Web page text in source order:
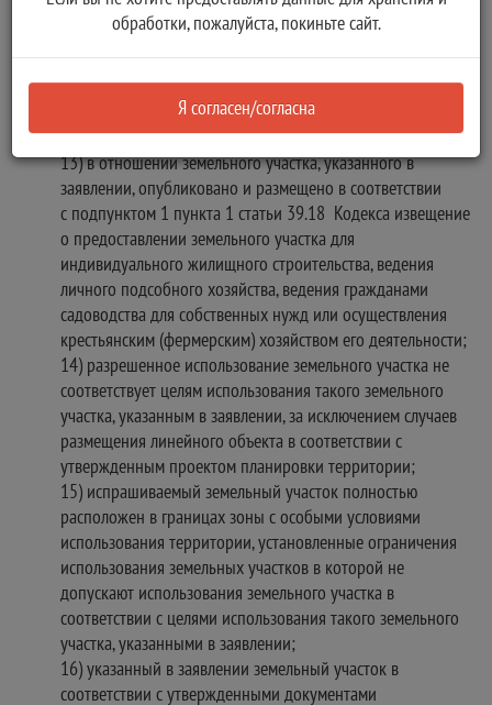
заключения договора его аренды при условии, что такой
земельный участок образован в соответствии
с подпунктом 4 пункта 4 статьи 39.11 Кодекса и
Учреждением не принято решение об отказе в
проведении этого аукциона по основаниям,
предусмотренным пунктом 8 статьи 39.11 Кодекса;
13) в отношении земельного участка, указанного в
заявлении, опубликовано и размещено в соответствии
с подпунктом 1 пункта 1 статьи 39.18 Кодекса извещение
о предоставлении земельного участка для
индивидуального жилищного строительства, ведения
личного подсобного хозяйства, ведения гражданами
садоводства для собственных нужд или осуществления
крестьянским (фермерским) хозяйством его деятельности;
14) разрешенное использование земельного участка не
соответствует целям использования такого земельного
участка, указанным в заявлении, за исключением случаев
размещения линейного объекта в соответствии с
утвержденным проектом планировки территории;
15) испрашиваемый земельный участок полностью
расположен в границах зоны с особыми условиями
использования территории, установленные ограничения
использования земельных участков в которой не
допускают использования земельного участка в
соответствии с целями использования такого земельного
участка, указанными в заявлении;
16) указанный в заявлении земельный участок в
соответствии с утвержденными документами
обработки, пожалуйста, покиньте сайт.
Я согласен/согласна